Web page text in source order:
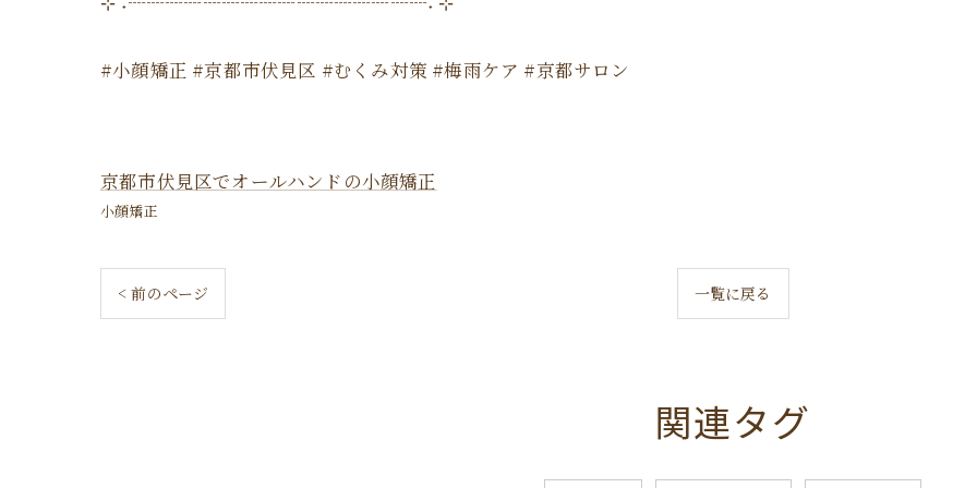
#小顔矯正 #京都市伏見区 #むくみ対策 #梅雨ケア #京都サロン
京都市伏見区でオールハンドの小顔矯正
小顔矯正
< 前のページ 一覧に戻る
関連タグ